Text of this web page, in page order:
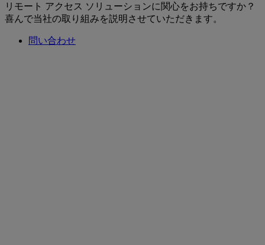
リモート アクセス ソリューションに関心をお持ちですか？
喜んで当社の取り組みを説明させていただきます。
問い合わせ